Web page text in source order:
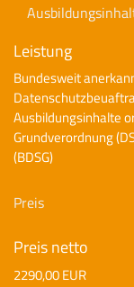
Leistung
Bundesweit
Ausbildungsinhalte
Grundverordnung
(BDSG)
Preis
Preis netto
2290,00 EUR